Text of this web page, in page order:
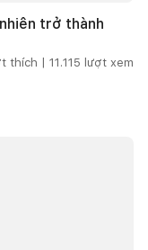
trở thành
thích | 11.115 lượt xem